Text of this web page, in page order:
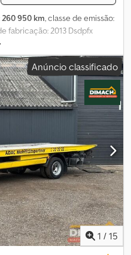
260 950 km, classe de emissão:
fabricação: 2013 Dsdpfx
kg
Anúncio classificado
1 / 15